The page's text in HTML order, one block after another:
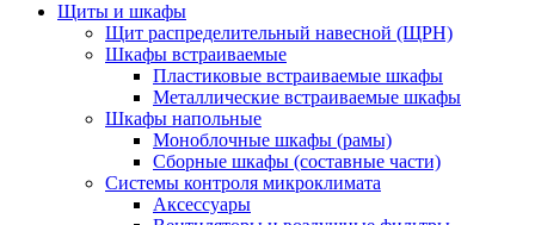
Щиты и шкафы
Щит распределительный навесной (ЩРН)
Шкафы встраиваемые
Пластиковые встраиваемые шкафы
Металлические встраиваемые шкафы
Шкафы напольные
Моноблочные шкафы (рамы)
Сборные шкафы (составные части)
Системы контроля микроклимата
Аксессуары